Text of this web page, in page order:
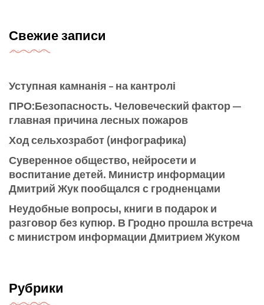
Свежие записи
Уступная камнанія – на кантролі
ПРО:Безопасность. Человеческий фактор —
главная причина лесных пожаров
Ход сельхозработ (инфографика)
Суверенное общество, нейросети и
воспитание детей. Министр информации
Дмитрий Жук пообщался с гродненцами
Неудобные вопросы, книги в подарок и
разговор без купюр. В Гродно прошла встреча
с министром информации Дмитрием Жуком
Рубрики